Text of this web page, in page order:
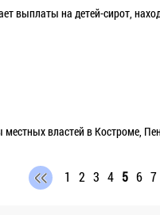
выплаты на детей-сирот,
властей в Костроме,
1 2 3 4 5 6 7